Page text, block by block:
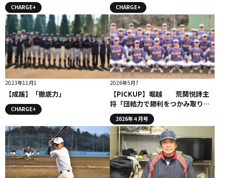
CHARGE+ CHARGE+
2023年11月1
【成蹊】「徹底力」
CHARGE+
2026年5月7
【PICKUP】堀越 荒関悦詩主
将「団結力で勝利をつかみ取りた
いと思います」
2026年４月号